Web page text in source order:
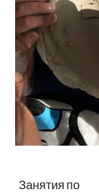
Занятия по